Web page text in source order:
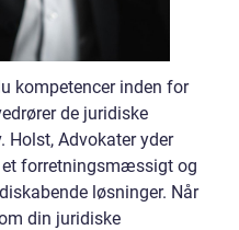
kompetencer inden for
de juridiske
Holst, Advokater yder
forretningsmæssigt og
løsninger. Når
din juridiske